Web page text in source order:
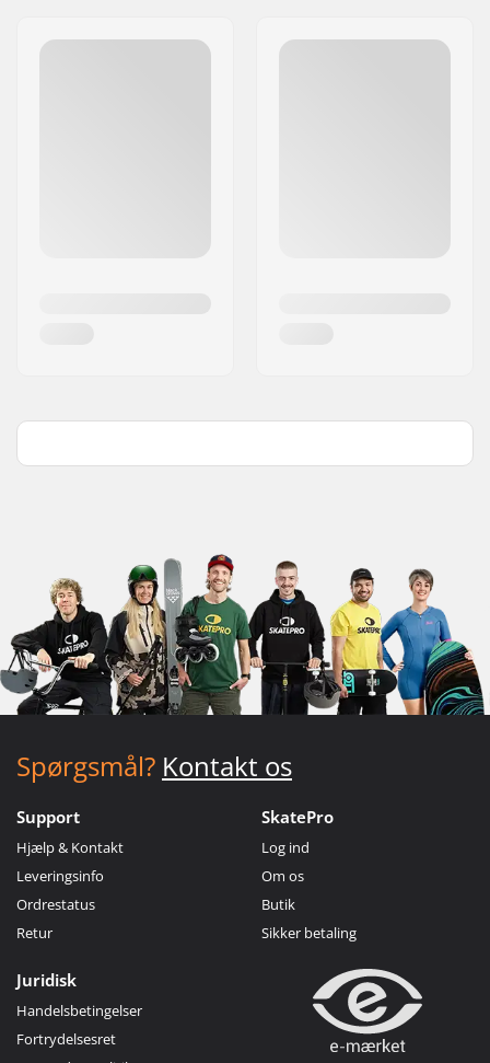
Spørgsmål? Kontakt os
Support
Hjælp & Kontakt
Leveringsinfo
Ordrestatus
Retur
SkatePro
Log ind
Om os
Butik
Sikker betaling
Juridisk
Handelsbetingelser
Fortrydelsesret